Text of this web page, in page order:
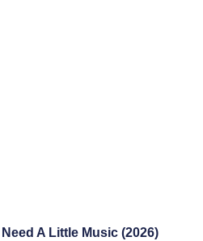
A Little Music (2026)